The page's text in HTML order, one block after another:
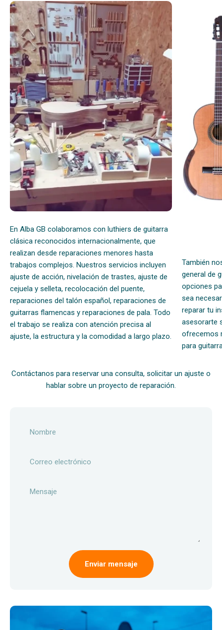
En Alba GB colaboramos con luthiers de guitarra
clásica reconocidos internacionalmente, que
realizan desde reparaciones menores hasta
trabajos complejos. Nuestros servicios incluyen
ajuste de acción, nivelación de trastes, ajuste de
cejuela y selleta, recolocación del puente,
reparaciones del talón español, reparaciones de
guitarras flamencas y reparaciones de pala. Todo
el trabajo se realiza con atención precisa al
ajuste, la estructura y la comodidad a largo plazo.
También
general de
opciones
sea
reparar tu
asesorarte
ofrecemos
para
Contáctanos para reservar una consulta, solicitar un ajuste o
hablar sobre un proyecto de reparación.
Nombre
Correo electrónico
Mensaje
Enviar mensaje